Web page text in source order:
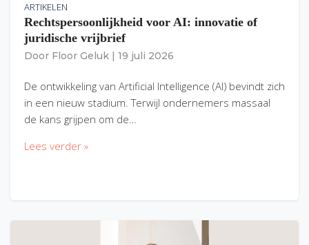
ARTIKELEN
Rechtspersoonlijkheid voor AI: innovatie of
juridische vrijbrief
Door Floor Geluk 19 juli 2026
De ontwikkeling van Artificial Intelligence (AI) bevindt zich
in een nieuw stadium. Terwijl ondernemers massaal
de kans grijpen om de…
Lees verder »